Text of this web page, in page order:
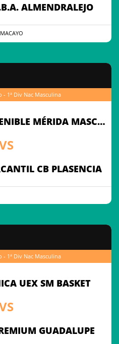
ALMENDRALEJO
- 1ª Div Nac Masculina
VERDE Y SOSTENIBLE MÉRIDA MASCULINO
CB PLASENCIA
- 1ª Div Nac Masculina
UEX SM BASKET
GUADALUPE